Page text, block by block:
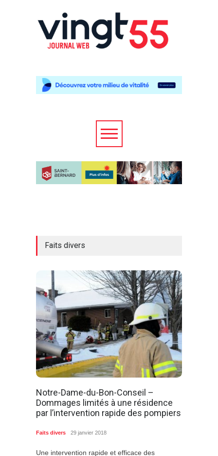
Faits divers
Notre-Dame-du-Bon-Conseil –
Dommages limités à une résidence
par l’intervention rapide des pompiers
Faits divers 29 janvier 2018
Une intervention rapide et efficace des